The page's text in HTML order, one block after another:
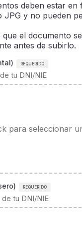
deben estar en
JPG y no pueden
el documento
antes de subirlo.
tu DNI/NIE
para seleccionar
tu DNI/NIE